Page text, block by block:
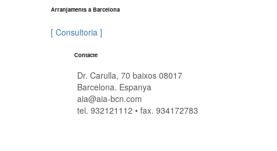
Arranjaments a Barcelona
[ Consultoria ]
Contacte
Dr. Carulla, 70 baixos 08017
Barcelona. Espanya
aia@aia-bcn.com
tel. 932121112 • fax. 934172783